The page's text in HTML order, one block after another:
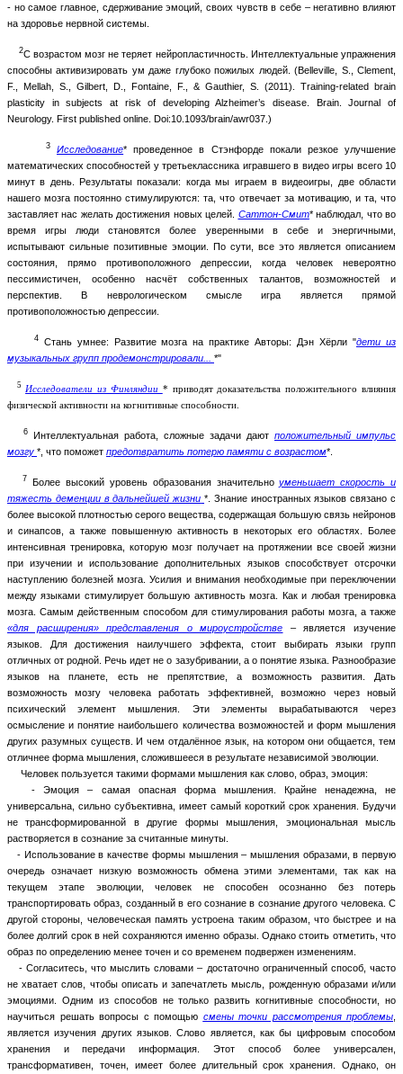
- но самое главное, сдерживание эмоций, своих чувств в себе – негативно влияют
на здоровье нервной системы.
2С возрастом мозг не теряет нейропластичность. Интеллектуальные упражнения
способны активизировать ум даже глубоко пожилых людей. (Belleville, S., Clement,
F., Mellah, S., Gilbert, D., Fontaine, F., & Gauthier, S. (2011). Training-related brain
plasticity in subjects at risk of developing Alzheimer’s disease. Brain. Journal of
Neurology. First published online. Doi:10.1093/brain/awr037.)
3 Исследование* проведенное в Стэнфорде покали резкое улучшение
математических способностей у третьеклассника игравшего в видео игры всего 10
минут в день. Результаты показали: когда мы играем в видеоигры, две области
нашего мозга постоянно стимулируются: та, что отвечает за мотивацию, и та, что
заставляет нас желать достижения новых целей. Саттон-Смит* наблюдал, что во
время игры люди становятся более уверенными в себе и энергичными,
испытывают сильные позитивные эмоции. По сути, все это является описанием
состояния, прямо противоположного депрессии, когда человек невероятно
пессимистичен, особенно насчёт собственных талантов, возможностей и
перспектив. В неврологическом смысле игра является прямой
противоположностью депрессии.
4 Стань умнее: Развитие мозга на практике Авторы: Дэн Хёрли "дети из
музыкальных групп продемонстрировали...
*"
5 Исследователи из Финляндии * приводят доказательства положительного влияния
физической активности на когнитивные способности.
6 Интеллектуальная работа, сложные задачи дают положительный импульс
мозгу *, что поможет предотвратить потерю памяти с возрастом*.
7Более высокий уровень образования значительноуменьшает скорость и
тяжесть деменции в дальнейшей жизни *. Знание иностранных языков связано с
более высокой плотностью серого вещества, содержащая большую связь нейронов
и синапсов, а также повышенную активность в некоторых его областях. Более
интенсивная тренировка, которую мозг получает на протяжении все своей жизни
при изучении и использование дополнительных языков способствует отсрочки
наступлению болезней мозга. Усилия и внимания необходимые при переключении
между языками стимулирует большую активность мозга. Как и любая тренировка
мозга. Самым действенным способом для стимулирования работы мозга, а также
«для расширения» представления о мироустройстве – является изучение
языков. Для достижения наилучшего эффекта, стоит выбирать языки групп
отличных от родной. Речь идет не о зазубривании, а о понятие языка. Разнообразие
языков на планете, есть не препятствие, а возможность развития. Дать
возможность мозгу человека работать эффективней, возможно через новый
психический элемент мышления. Эти элементы вырабатываются через
осмысление и понятие наибольшего количества возможностей и форм мышления
других разумных существ. И чем отдалённое язык, на котором они общается, тем
отличнее форма мышления, сложившееся в результате независимой эволюции.
Человек пользуется такими формами мышления как слово, образ, эмоция:
- Эмоция – самая опасная форма мышления. Крайне ненадежна, не
универсальна, сильно субъективна, имеет самый короткий срок хранения. Будучи
не трансформированной в другие формы мышления, эмоциональная мысль
растворяется в сознание за считанные минуты.
- Использование в качестве формы мышления – мышления образами, в первую
очередь означает низкую возможность обмена этими элементами, так как на
текущем этапе эволюции, человек не способен осознанно без потерь
транспортировать образ, созданный в его сознание в сознание другого человека. С
другой стороны, человеческая память устроена таким образом, что быстрее и на
более долгий срок в ней сохраняются именно образы. Однако стоить отметить, что
образ по определению менее точен и со временем подвержен изменениям.
- Согласитесь, что мыслить словами – достаточно ограниченный способ, часто
не хватает слов, чтобы описать и запечатлеть мысль, рожденную образами и/или
эмоциями. Одним из способов не только развить когнитивные способности, но
научиться решать вопросы с помощью смены точки рассмотрения проблемы
является изучения других языков. Слово является, как бы цифровым способом
хранения и передачи информация. Этот способ более универсален,
трансформативен, точен, имеет более длительный срок хранения. Однако, он